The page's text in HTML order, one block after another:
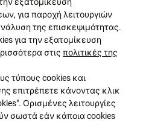
Ποιότητα Αποστολές και
για Apple
και έκδοση
για παροχή λειτουργιών
της επισκεψιμότητας.
για την εξατομίκευση
στις πολιτικές της
τύπους cookies και
επιτρέπετε κάνοντας κλικ
Ορισμένες λειτουργίες
σωστά εάν κάποια cookies